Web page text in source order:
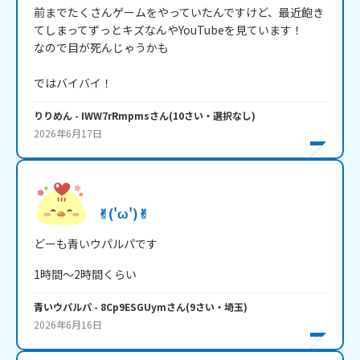
前までたくさんゲームをやっていたんですけど、最近飽き
てしまってずっとキズなんやYouTubeを見ています！
なので目が死んじゃうかも
ではバイバイ！
りりめん - IWW7rRmpmsさん(10さい・ 選択なし)
2026年6月17日
✌︎('ω')✌︎
どーも青いウパルパです
1時間～2時間くらい
青いウパルパ - 8Cp9ESGUymさん(9さい・ 埼玉)
2026年6月16日